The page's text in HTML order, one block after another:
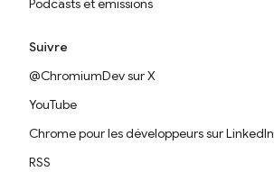
Podcasts et émissions
Suivre
@ChromiumDev sur X
YouTube
Chrome pour les développeurs sur LinkedIn
RSS